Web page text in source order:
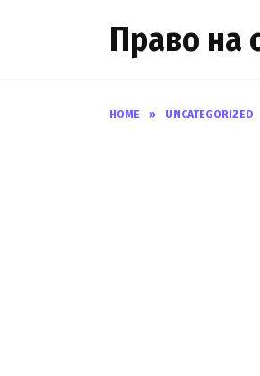
Право на
HOME » UNCATEGORIZED